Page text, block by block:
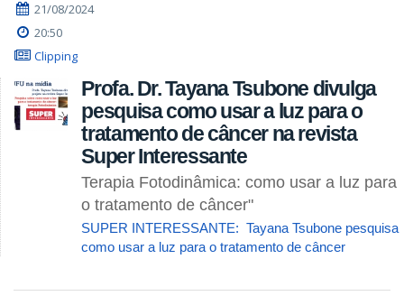
21/08/2024
20:50
Clipping
Profa. Dr. Tayana Tsubone divulga
pesquisa como usar a luz para o
tratamento de câncer na revista
Super Interessante
Terapia Fotodinâmica: como usar a luz para
o tratamento de câncer"
SUPER INTERESSANTE: Tayana Tsubone pesquisa
como usar a luz para o tratamento de câncer